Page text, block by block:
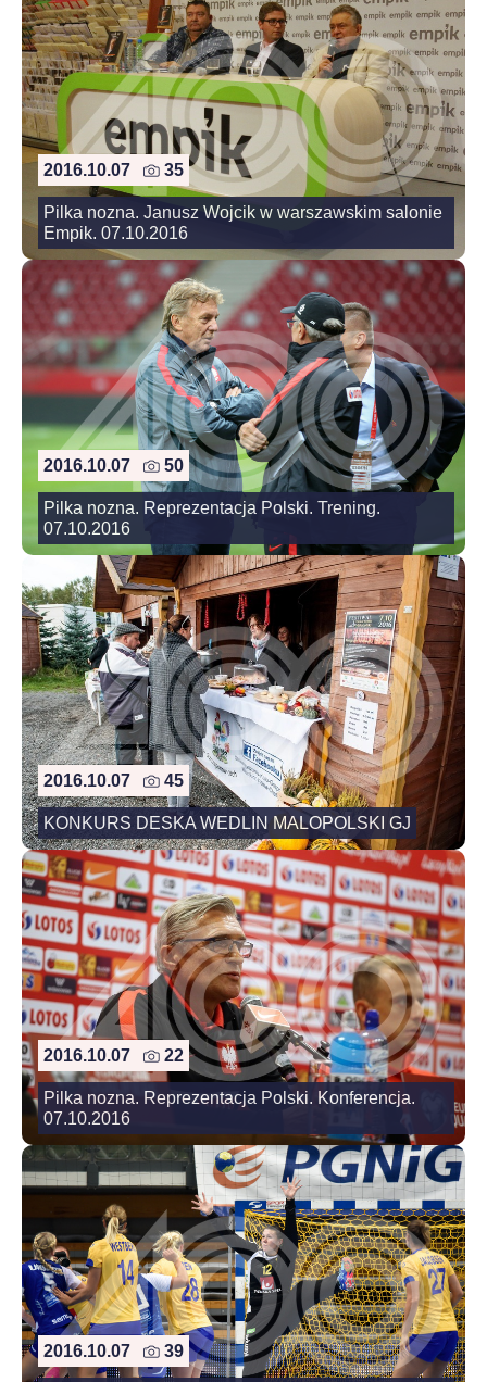
2016.10.07 35
Pilka nozna. Janusz Wojcik w warszawskim salonie
Empik. 07.10.2016
2016.10.07 50
Pilka nozna. Reprezentacja Polski. Trening.
07.10.2016
2016.10.07 45
KONKURS DESKA WEDLIN MALOPOLSKI GJ
2016.10.07 22
Pilka nozna. Reprezentacja Polski. Konferencja.
07.10.2016
2016.10.07 39